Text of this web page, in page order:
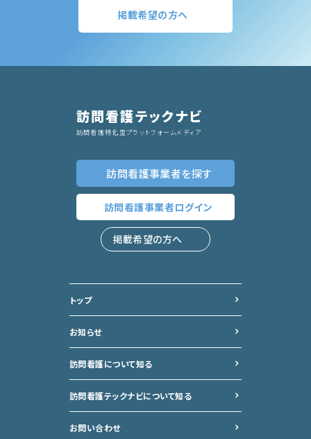
掲載希望の方へ
訪問看護テックナビ
訪問看護特化型プラットフォームメディア
訪問看護事業者を探す
訪問看護事業者ログイン
掲載希望の方へ
トップ
お知らせ
訪問看護について知る
訪問看護テックナビについて知る
お問い合わせ